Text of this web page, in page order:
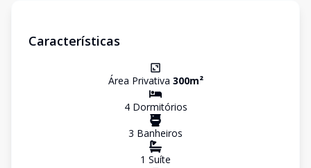
Características
Área Privativa 300m²
4Dormitórios
3 Banheiros
1 Suíte